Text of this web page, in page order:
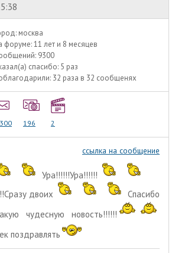
москва
форуме:11 лет и 8 месяцев
9300
спасибо: 5 раз
32 раза в 32 сообщенях
196 2
ссылка на сообщение
Ура!!!!!!Ура!!!!!!
двоих
Спасибо
чудесную новость!!!!!!
поздравлять